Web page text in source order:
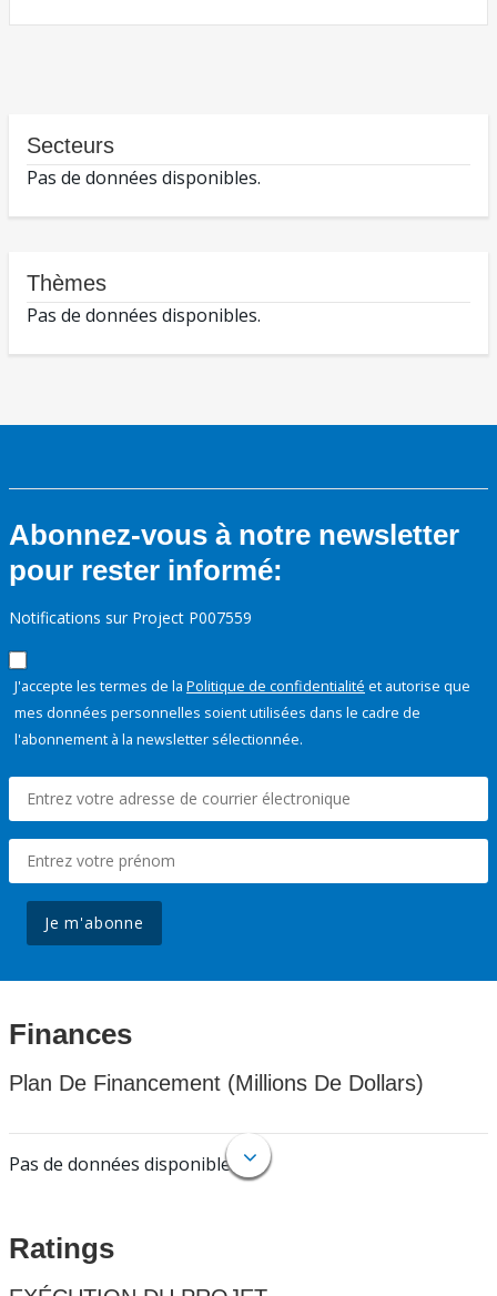
Secteurs
Pas de données disponibles.
Thèmes
Pas de données disponibles.
Abonnez-vous à notre newsletter
pour rester informé:
Notifications sur Project P007559
J'accepte les termes de la Politique de confidentialité et autorise que
mes données personnelles soient utilisées dans le cadre de
l'abonnement à la newsletter sélectionnée.
Je m'abonne
Finances
Plan De Financement (Millions De Dollars)
Pas de données disponibles.
Ratings